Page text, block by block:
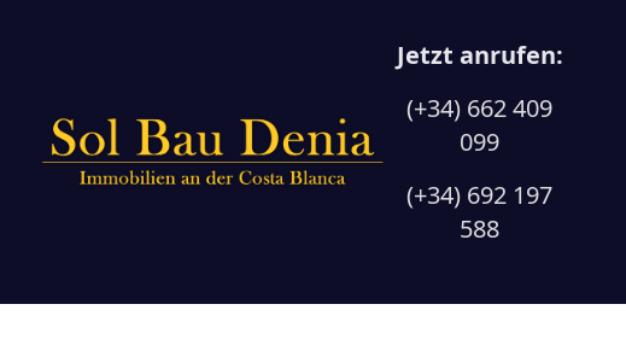
Jetzt anrufen:
(+34) 662 409
099
(+34) 692 197
588